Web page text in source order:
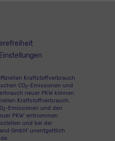
Kraftstoffverbrauch
CO2 -Emissionen und
neuer PKW können
Kraftstoffverbrauch,
2 -Emissionen und den
PKW' entnommen
und bei der
GmbH' unentgeltlich